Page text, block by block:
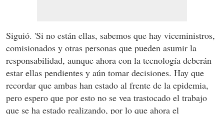
Siguió. 'Si no están ellas, sabemos que hay viceministros,
comisionados y otras personas que pueden asumir la
responsabilidad, aunque ahora con la tecnología deberán
estar ellas pendientes y aún tomar decisiones. Hay que
recordar que ambas han estado al frente de la epidemia,
pero espero que por esto no se vea trastocado el trabajo
que se ha estado realizando, por lo que ahora el